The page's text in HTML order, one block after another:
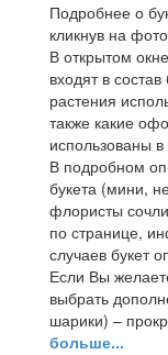
Подробнее о
кликнув на
В открытом
входят в
растения
также какие
использованы в
В подробном
букета (мини,
флористы
по странице,
случаев букет
Если Вы
выбрать
шарики) –
больше...